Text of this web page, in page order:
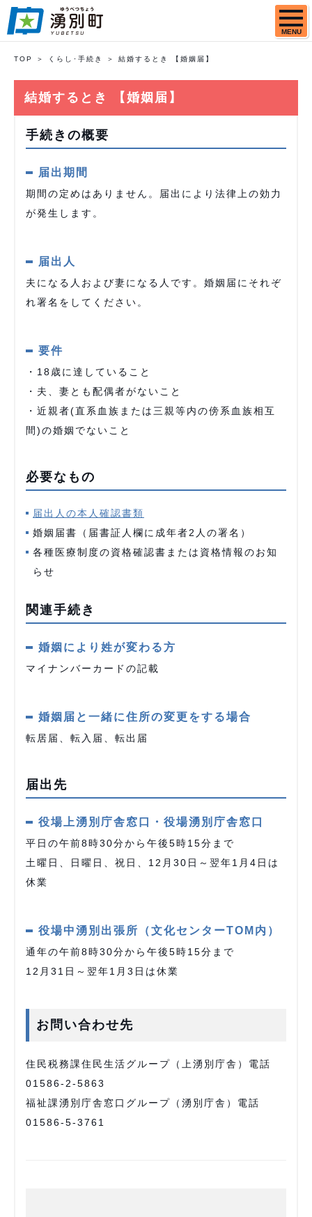
MENU
TOP くらし･手続き 結婚するとき 【婚姻届】
結婚するとき 【婚姻届】
手続きの概要
届出期間
期間の定めはありません。届出により法律上の効力
が発生します。
届出人
夫になる人および妻になる人です。婚姻届にそれぞ
れ署名をしてください。
要件
・18歳に達していること
・夫、妻とも配偶者がないこと
・近親者(直系血族または三親等内の傍系血族相互
間)の婚姻でないこと
必要なもの
届出人の本人確認書類
婚姻届書（届書証人欄に成年者2人の署名）
各種医療制度の資格確認書または資格情報のお知
らせ
関連手続き
婚姻により姓が変わる方
マイナンバーカードの記載
婚姻届と一緒に住所の変更をする場合
転居届、転入届、転出届
届出先
役場上湧別庁舎窓口・役場湧別庁舎窓口
平日の午前8時30分から午後5時15分まで
土曜日、日曜日、祝日、12月30日～翌年1月4日は
休業
役場中湧別出張所（文化センターTOM内）
通年の午前8時30分から午後5時15分まで
12月31日～翌年1月3日は休業
お問い合わせ先
住民税務課住民生活グループ（上湧別庁舎）電話
01586-2-5863
福祉課湧別庁舎窓口グループ（湧別庁舎）電話
01586-5-3761